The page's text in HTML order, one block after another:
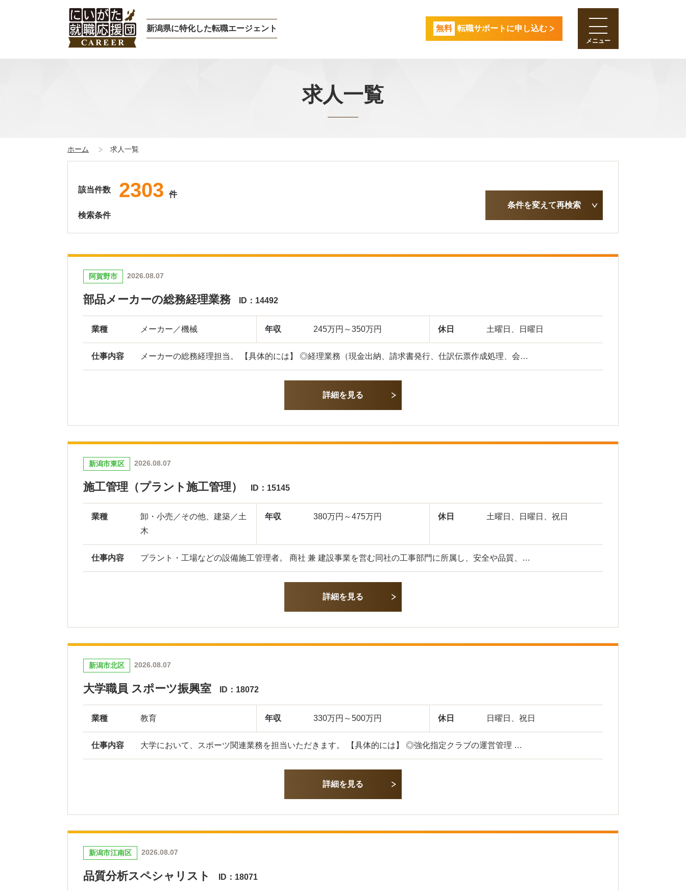
新潟県に特化した転職エージェント 無料 転職サポートに申し込む
求人一覧
ホーム 求人一覧
該当件数 2303 件
検索条件
条件を変えて再検索
阿賀野市 2026.08.07
部品メーカーの総務経理業務 ID：14492
業種 メーカー／機械 年収 245万円～350万円 休日 土曜日、日曜日
仕事内容 メーカーの総務経理担当。 【具体的には】 ◎経理業務（現金出納、請求書発行、仕訳伝票作成処理、会…
詳細を見る
新潟市東区 2026.08.07
施工管理（プラント施工管理） ID：15145
業種
卸・小売／その他、建築／土
木
年収 380万円～475万円 休日 土曜日、日曜日、祝日
仕事内容 プラント・工場などの設備施工管理者。 商社 兼 建設事業を営む同社の工事部門に所属し、安全や品質、…
詳細を見る
新潟市北区 2026.08.07
大学職員 スポーツ振興室 ID：18072
業種 教育 年収 330万円～500万円 休日 日曜日、祝日
仕事内容 大学において、スポーツ関連業務を担当いただきます。 【具体的には】 ◎強化指定クラブの運営管理 …
詳細を見る
新潟市江南区 2026.08.07
品質分析スペシャリスト ID：18071